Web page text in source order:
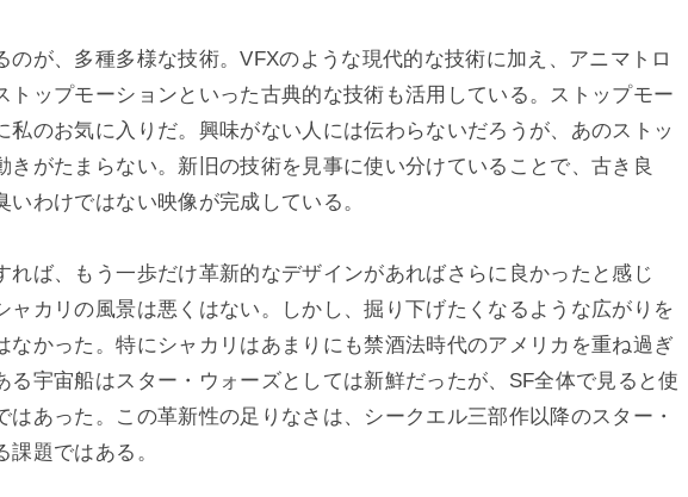
のが、多種多様な技術。VFXのような現代的な技術に加え、アニマトロ
トップモーションといった古典的な技術も活用している。ストップモー
私のお気に入りだ。興味がない人には伝わらないだろうが、あのストッ
きがたまらない。新旧の技術を見事に使い分けていることで、古き良
いわけではない映像が完成している。
れば、もう一歩だけ革新的なデザインがあればさらに良かったと感じ
ャカリの風景は悪くはない。しかし、掘り下げたくなるような広がりを
なかった。特にシャカリはあまりにも禁酒法時代のアメリカを重ね過ぎ
る宇宙船はスター・ウォーズとしては新鮮だったが、SF全体で見ると使
はあった。この革新性の足りなさは、シークエル三部作以降のスター・
題ではある。